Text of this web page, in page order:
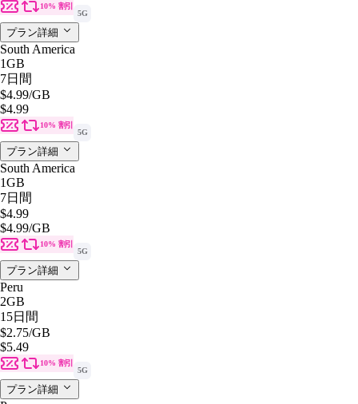
10% 割引
5G
プラン詳細
South America
1GB
7日間
$4.99/GB
$4.99
10% 割引
5G
プラン詳細
South America
1GB
7日間
$4.99
$4.99/GB
10% 割引
5G
プラン詳細
Peru
2GB
15日間
$2.75/GB
$5.49
10% 割引
5G
プラン詳細